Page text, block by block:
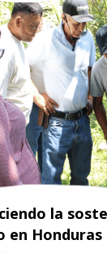
la
en